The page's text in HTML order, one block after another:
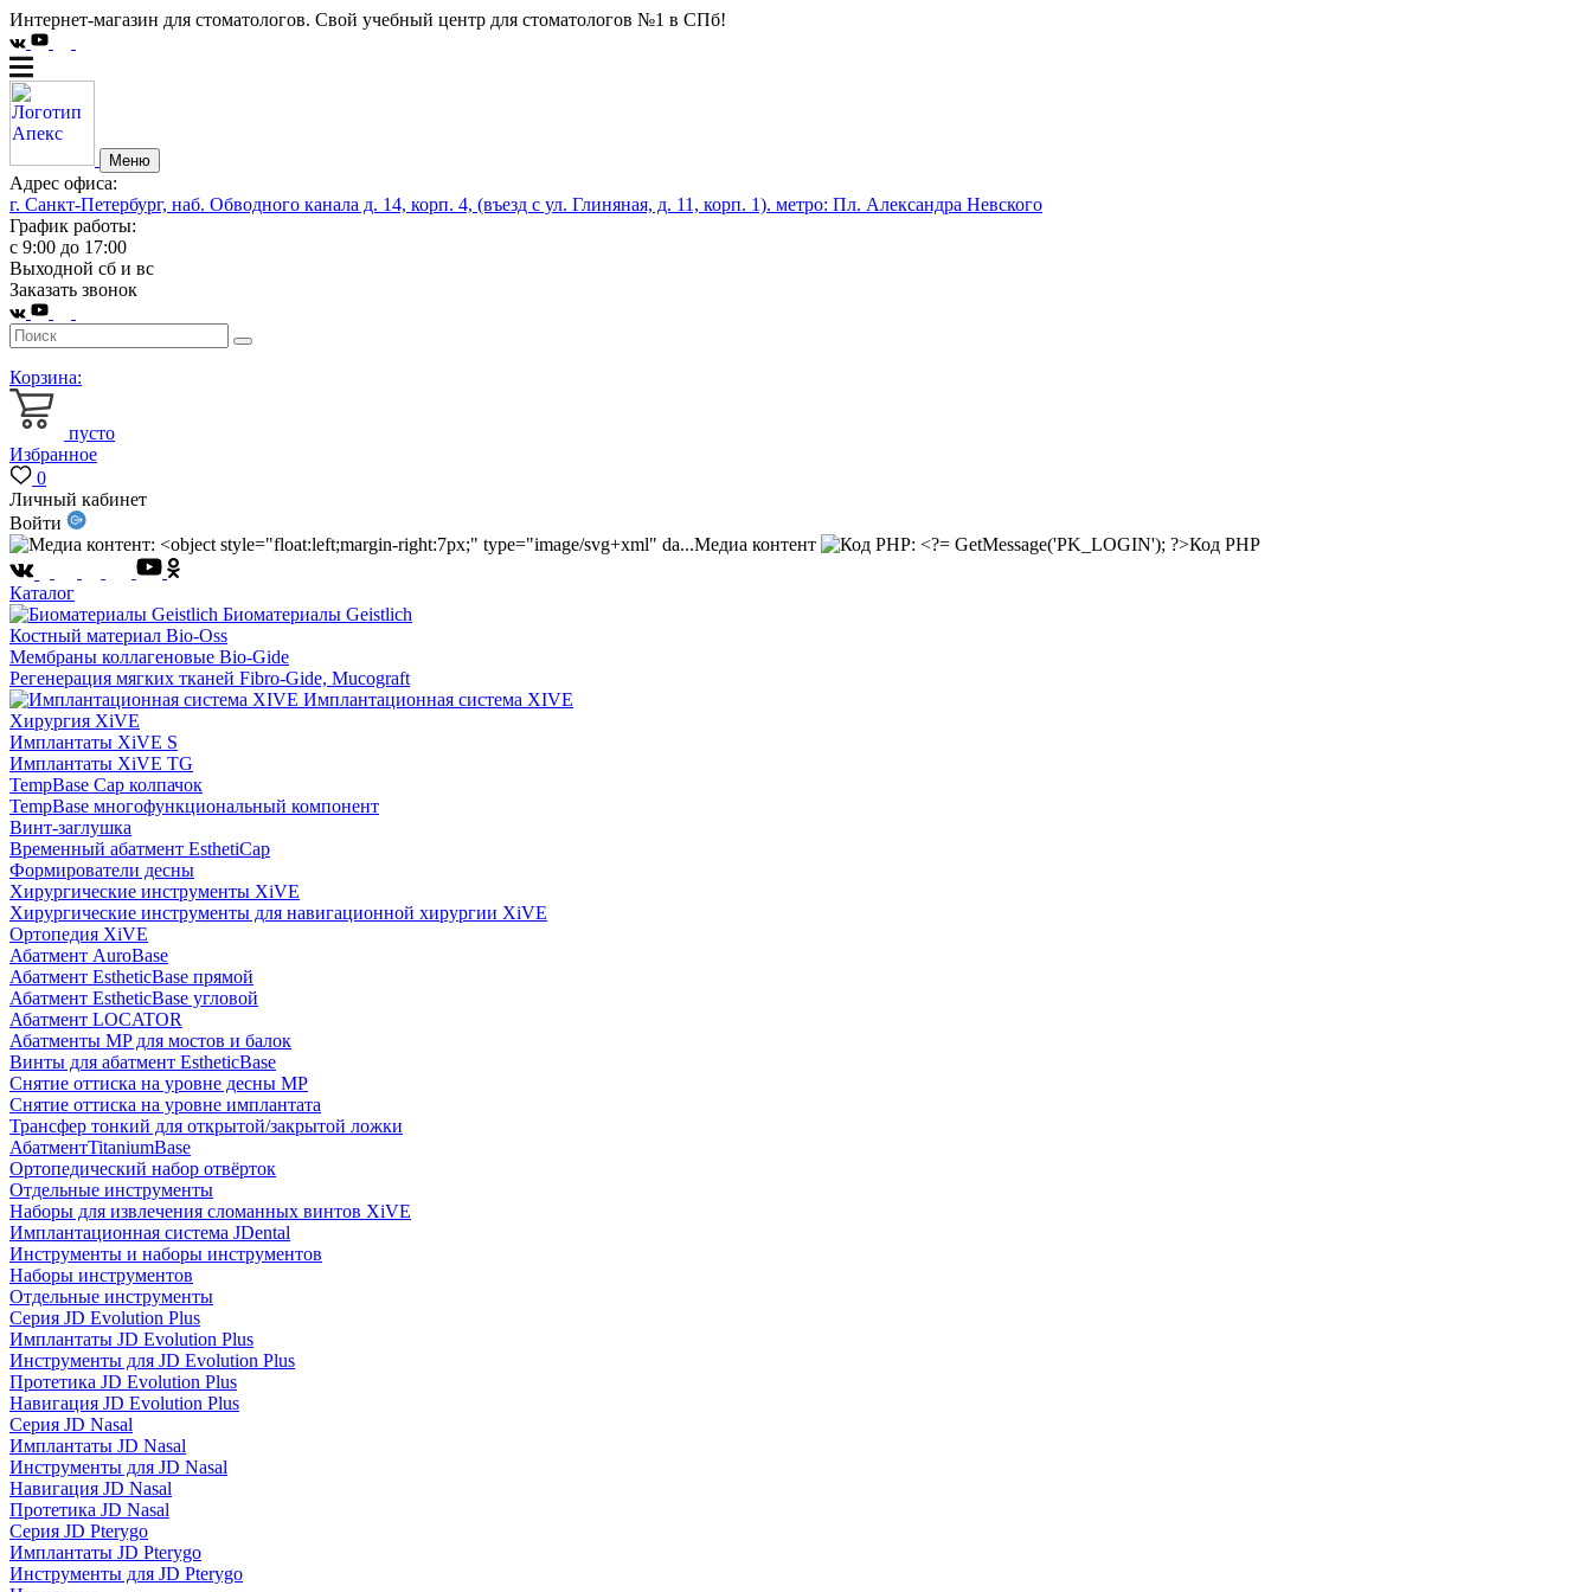
Интернет-магазин для стоматологов. Свой учебный центр для стоматологов №1 в СПб!
Меню
Адрес офиса:
г. Санкт-Петербург, наб. Обводного канала д. 14, корп. 4, (въезд с ул. Глиняная, д. 11, корп. 1). метро: Пл. Александра Невского
График работы:
с 9:00 до 17:00
Выходной сб и вс
Заказать звонок
Корзина:
пусто
Избранное
0
Личный кабинет
Войти
Медиа контент
Код PHP
Каталог
Биоматериалы Geistlich
Костный материал Bio-Oss
Мембраны коллагеновые Bio-Gide
Регенерация мягких тканей Fibro-Gide, Mucograft
Имплантационная система XIVE
Хирургия XiVE
Имплантаты XiVE S
Имплантаты XiVE TG
TempBase Cap колпачок
TempBase многофункциональный компонент
Винт-заглушка
Временный абатмент EsthetiCap
Формирователи десны
Хирургические инструменты XiVE
Хирургические инструменты для навигационной хирургии XiVE
Ортопедия XiVE
Абатмент AuroBase
Абатмент EstheticBase прямой
Абатмент EstheticBase угловой
Абатмент LOCATOR
Абатменты MP для мостов и балок
Винты для абатмент EstheticBase
Снятие оттиска на уровне десны MP
Снятие оттиска на уровне имплантата
Трансфер тонкий для открытой/закрытой ложки
АбатментTitaniumBase
Ортопедический набор отвёрток
Отдельные инструменты
Наборы для извлечения сломанных винтов XiVE
Имплантационная система JDental
Инструменты и наборы инструментов
Наборы инструментов
Отдельные инструменты
Серия JD Evolution Plus
Имплантаты JD Evolution Plus
Инструменты для JD Evolution Plus
Протетика JD Evolution Plus
Навигация JD Evolution Plus
Серия JD Nasal
Имплантаты JD Nasal
Инструменты для JD Nasal
Навигация JD Nasal
Протетика JD Nasal
Серия JD Pterygo
Имплантаты JD Pterygo
Инструменты для JD Pterygo